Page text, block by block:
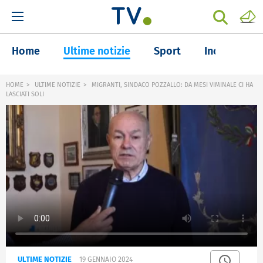
Home Ultime notizie Sport Inchieste
HOME ULTIME NOTIZIE
MIGRANTI, SINDACO POZZALLO: DA MESI VIMINALE CI HA
LASCIATI SOLI
ULTIME NOTIZIE 19 GENNAIO 2024